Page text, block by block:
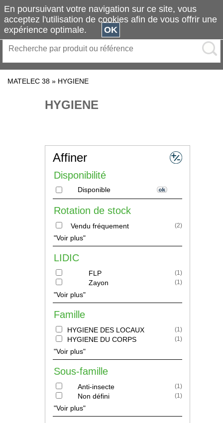
MATELEC 38 » HYGIENE
HYGIENE
Affiner
Disponibilité
Disponible
Rotation de stock
Vendu fréquement (2)
"Voir plus"
LIDIC
FLP (1)
Zayon (1)
"Voir plus"
Famille
HYGIENE DES LOCAUX (1)
HYGIENE DU CORPS (1)
"Voir plus"
Sous-famille
Anti-insecte (1)
Non défini (1)
"Voir plus"
En poursuivant votre navigation sur ce site, vous
acceptez l'utilisation de cookies afin de vous offrir une
expérience optimale.
OK